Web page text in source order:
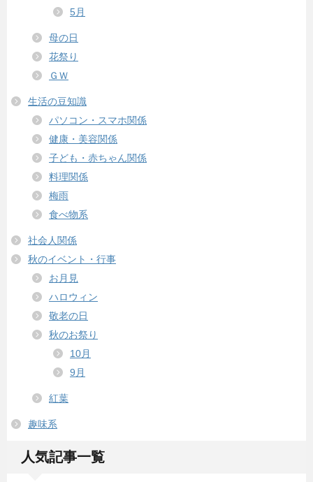
5月
母の日
花祭り
ＧＷ
生活の豆知識
パソコン・スマホ関係
健康・美容関係
子ども・赤ちゃん関係
料理関係
梅雨
食べ物系
社会人関係
秋のイベント・行事
お月見
ハロウィン
敬老の日
秋のお祭り
10月
9月
紅葉
趣味系
人気記事一覧